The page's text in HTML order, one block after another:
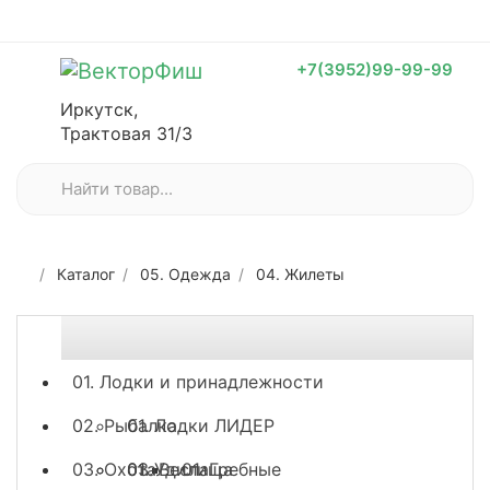
+7(3952)99-99-99
Иркутск,
Трактовая 31/3
Каталог 05. Одежда 04. Жилеты
01. Лодки и принадлежности
01. Лодки ЛИДЕР
01. Гребные
03. Весла
02. Рыбалка
01. Удилища
03. Охота